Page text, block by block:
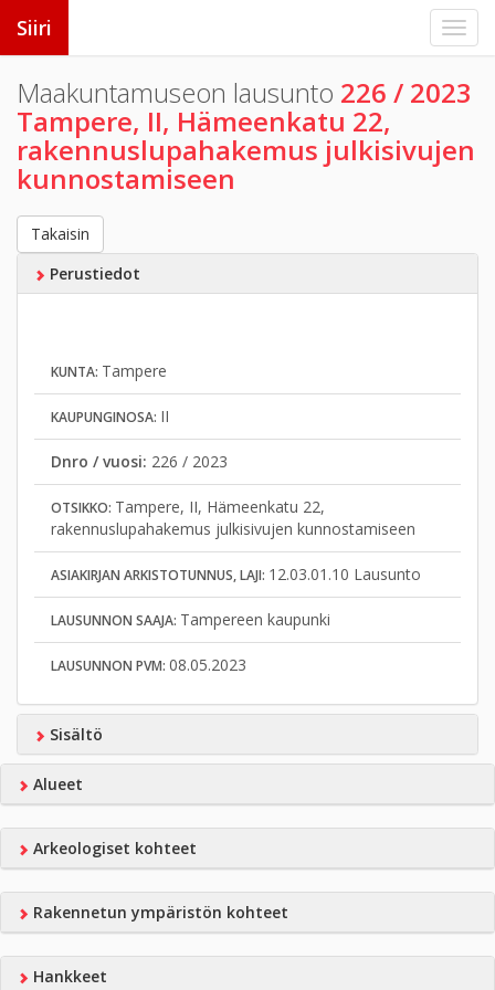
Siiri
Maakuntamuseon lausunto 226 / 2023
Tampere, II, Hämeenkatu 22,
rakennuslupahakemus julkisivujen
kunnostamiseen
Takaisin
Perustiedot
KUNTA: Tampere
KAUPUNGINOSA: II
Dnro / vuosi: 226 / 2023
OTSIKKO: Tampere, II, Hämeenkatu 22,
rakennuslupahakemus julkisivujen kunnostamiseen
ASIAKIRJAN ARKISTOTUNNUS, LAJI: 12.03.01.10 Lausunto
LAUSUNNON SAAJA: Tampereen kaupunki
LAUSUNNON PVM: 08.05.2023
Sisältö
Alueet
Arkeologiset kohteet
Rakennetun ympäristön kohteet
Hankkeet